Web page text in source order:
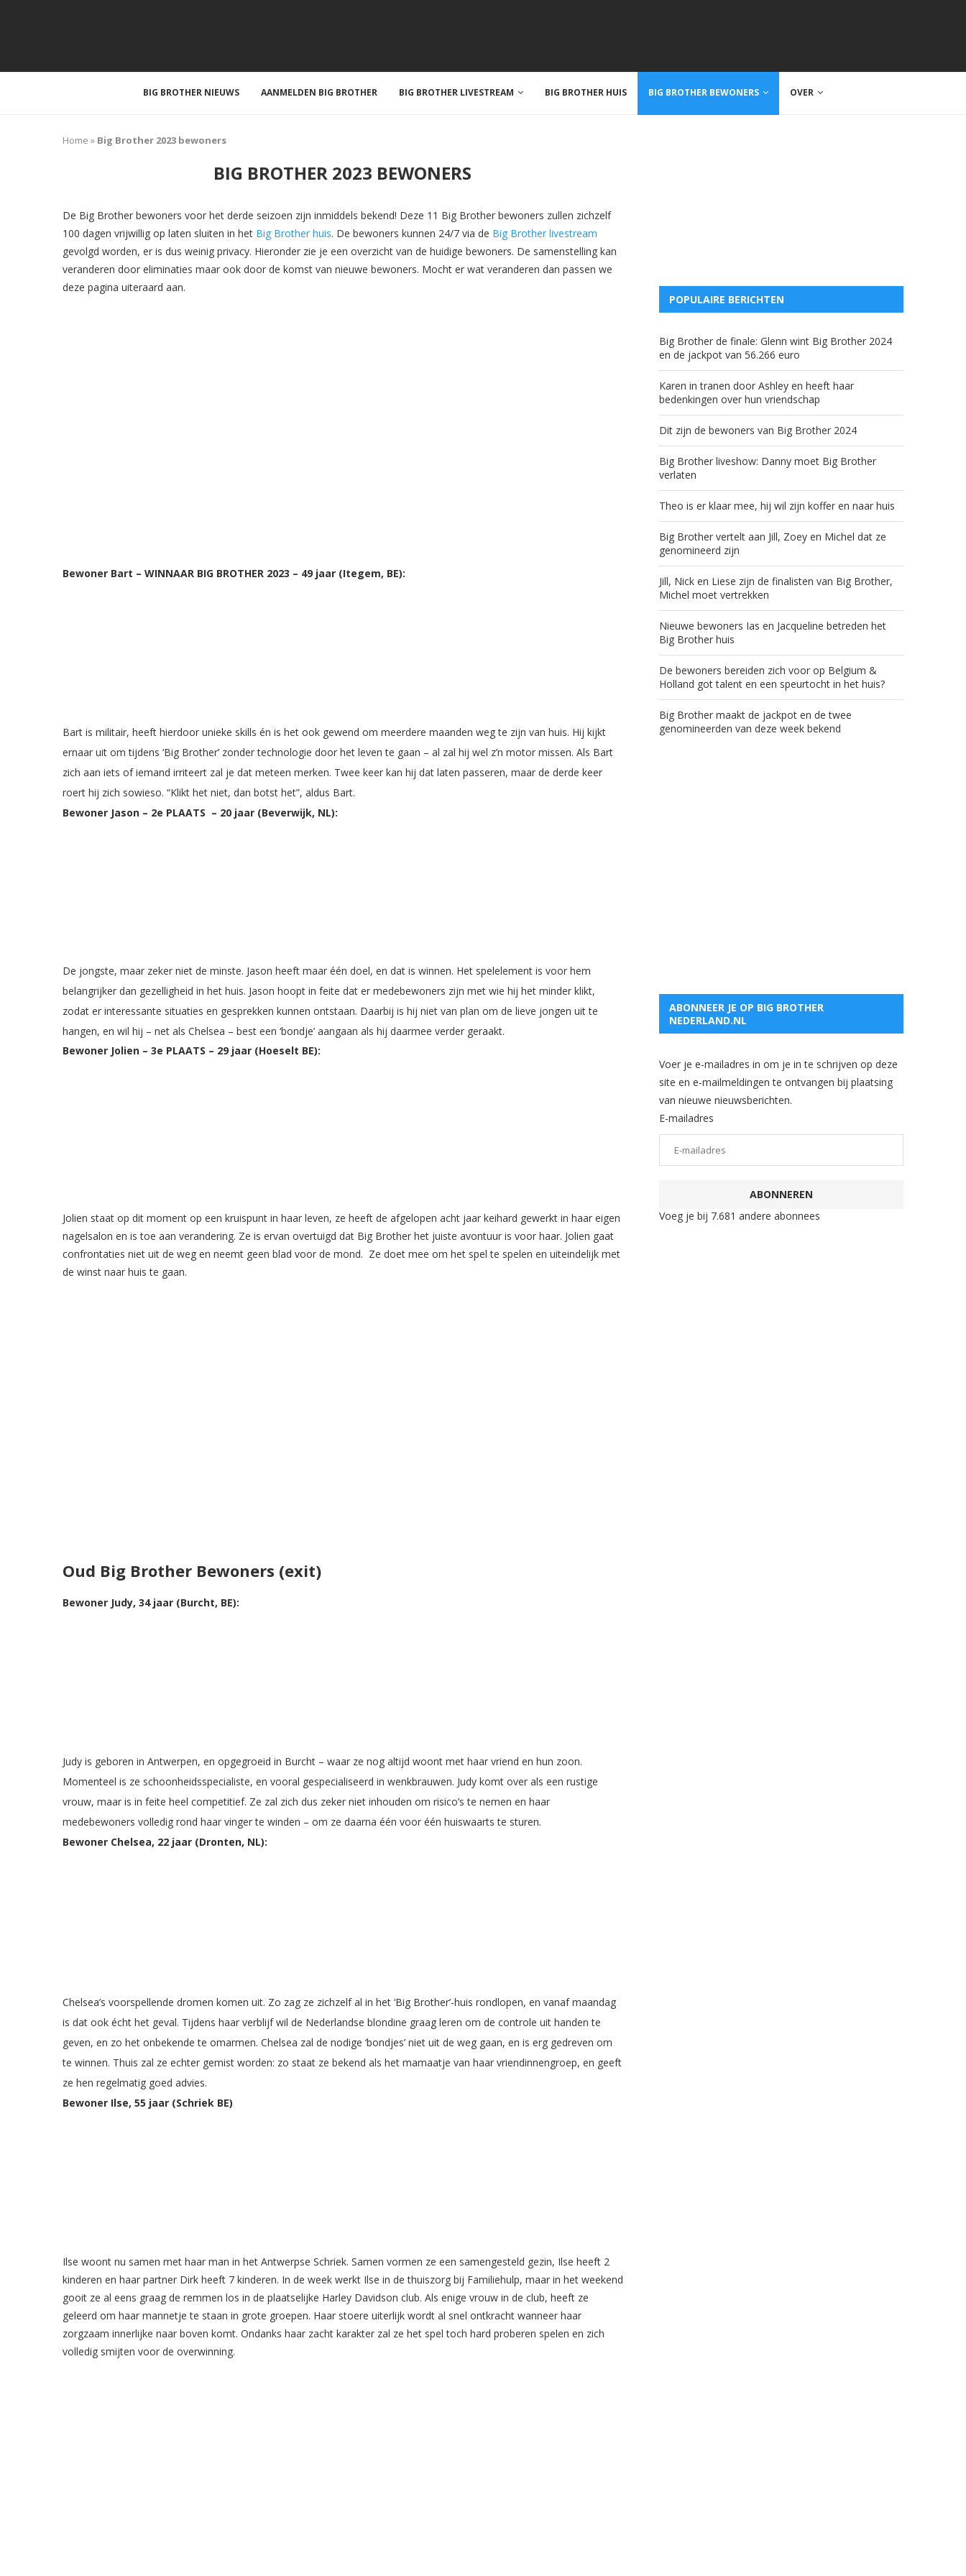
BIG BROTHER NIEUWS AANMELDEN BIG BROTHER BIG BROTHER LIVESTREAM BIG BROTHER HUIS BIG BROTHER BEWONERS OVER
Home » Big Brother 2023 bewoners
BIG BROTHER 2023 BEWONERS
De Big Brother bewoners voor het derde seizoen zijn inmiddels bekend! Deze 11 Big Brother bewoners zullen zichzelf
100 dagen vrijwillig op laten sluiten in het Big Brother huis. De bewoners kunnen 24/7 via de Big Brother livestream
gevolgd worden, er is dus weinig privacy. Hieronder zie je een overzicht van de huidige bewoners. De samenstelling kan
veranderen door eliminaties maar ook door de komst van nieuwe bewoners. Mocht er wat veranderen dan passen we
deze pagina uiteraard aan.
Bewoner Bart – WINNAAR BIG BROTHER 2023 – 49 jaar (Itegem, BE):
Bart is militair, heeft hierdoor unieke skills én is het ook gewend om meerdere maanden weg te zijn van huis. Hij kijkt
ernaar uit om tijdens ‘Big Brother’ zonder technologie door het leven te gaan – al zal hij wel z’n motor missen. Als Bart
zich aan iets of iemand irriteert zal je dat meteen merken. Twee keer kan hij dat laten passeren, maar de derde keer
roert hij zich sowieso. “Klikt het niet, dan botst het”, aldus Bart.
Bewoner Jason – 2e PLAATS – 20 jaar (Beverwijk, NL):
De jongste, maar zeker niet de minste. Jason heeft maar één doel, en dat is winnen. Het spelelement is voor hem
belangrijker dan gezelligheid in het huis. Jason hoopt in feite dat er medebewoners zijn met wie hij het minder klikt,
zodat er interessante situaties en gesprekken kunnen ontstaan. Daarbij is hij niet van plan om de lieve jongen uit te
hangen, en wil hij – net als Chelsea – best een ‘bondje’ aangaan als hij daarmee verder geraakt.
Bewoner Jolien – 3e PLAATS – 29 jaar (Hoeselt BE):
Jolien staat op dit moment op een kruispunt in haar leven, ze heeft de afgelopen acht jaar keihard gewerkt in haar eigen
nagelsalon en is toe aan verandering. Ze is ervan overtuigd dat Big Brother het juiste avontuur is voor haar. Jolien gaat
confrontaties niet uit de weg en neemt geen blad voor de mond. ​ Ze doet mee om het spel te spelen en uiteindelijk met
de winst naar huis te gaan.
Oud Big Brother Bewoners (exit)
Bewoner Judy, 34 jaar (Burcht, BE):
Judy is geboren in Antwerpen, en opgegroeid in Burcht – waar ze nog altijd woont met haar vriend en hun zoon.
Momenteel is ze schoonheidsspecialiste, en vooral gespecialiseerd in wenkbrauwen. Judy komt over als een rustige
vrouw, maar is in feite heel competitief. Ze zal zich dus zeker niet inhouden om risico’s te nemen en haar
medebewoners volledig rond haar vinger te winden – om ze daarna één voor één huiswaarts te sturen.
Bewoner Chelsea, 22 jaar (Dronten, NL):
Chelsea’s voorspellende dromen komen uit. Zo zag ze zichzelf al in het ‘Big Brother’-huis rondlopen, en vanaf maandag
is dat ook écht het geval. Tijdens haar verblijf wil de Nederlandse blondine graag leren om de controle uit handen te
geven, en zo het onbekende te omarmen. Chelsea zal de nodige ‘bondjes’ niet uit de weg gaan, en is erg gedreven om
te winnen. Thuis zal ze echter gemist worden: zo staat ze bekend als het mamaatje van haar vriendinnengroep, en geeft
ze hen regelmatig goed advies.
Bewoner Ilse, 55 jaar (Schriek BE)
Ilse woont nu samen met haar man in het Antwerpse Schriek. Samen vormen ze een samengesteld gezin, Ilse heeft 2
kinderen en haar partner Dirk heeft 7 kinderen. In de week werkt Ilse in de thuiszorg bij Familiehulp, maar in het weekend
gooit ze al eens graag de remmen los in de plaatselijke Harley Davidson club. Als enige vrouw in de club, heeft ze
geleerd om haar mannetje te staan in grote groepen. Haar stoere uiterlijk wordt al snel ontkracht wanneer haar
zorgzaam innerlijke naar boven komt. Ondanks haar zacht karakter zal ze het spel toch hard proberen spelen en zich
volledig smijten voor de overwinning.
POPULAIRE BERICHTEN
Big Brother de finale: Glenn wint Big Brother 2024
en de jackpot van 56.266 euro
Karen in tranen door Ashley en heeft haar
bedenkingen over hun vriendschap
Dit zijn de bewoners van Big Brother 2024
Big Brother liveshow: Danny moet Big Brother
verlaten
Theo is er klaar mee, hij wil zijn koffer en naar huis
Big Brother vertelt aan Jill, Zoey en Michel dat ze
genomineerd zijn
Jill, Nick en Liese zijn de finalisten van Big Brother,
Michel moet vertrekken
Nieuwe bewoners Ias en Jacqueline betreden het
Big Brother huis
De bewoners bereiden zich voor op Belgium &
Holland got talent en een speurtocht in het huis?
Big Brother maakt de jackpot en de twee
genomineerden van deze week bekend
ABONNEER JE OP BIG BROTHER
NEDERLAND.NL
Voer je e-mailadres in om je in te schrijven op deze
site en e-mailmeldingen te ontvangen bij plaatsing
van nieuwe nieuwsberichten.
E-mailadres
ABONNEREN
Voeg je bij 7.681 andere abonnees